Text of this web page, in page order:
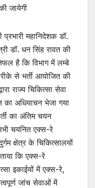
जायेगी
प्रभारी महानिदेशक डॉ.
डॉ. धन सिंह रावत की
है कि विभाग में लम्बे
से भर्ती आयोजित की
राज्य चिकित्सा सेवा
का अधियाचन भेजा गया
का अंतिम चयन
चयनित एक्स-रे
क्षेत्र के चिकित्सालयों
कि एक्स-रे
इकाईयों में एक्स-रे,
जांच सेवाओं में